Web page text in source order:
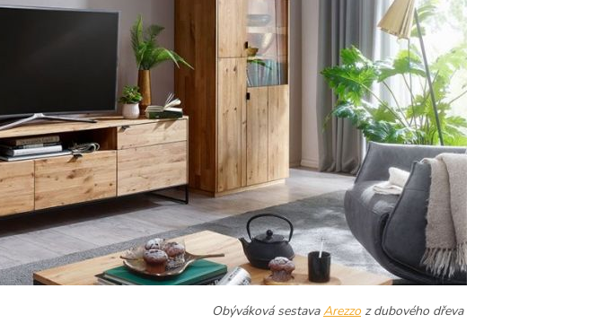
Obýváková sestavaArezzoz dubového dřeva